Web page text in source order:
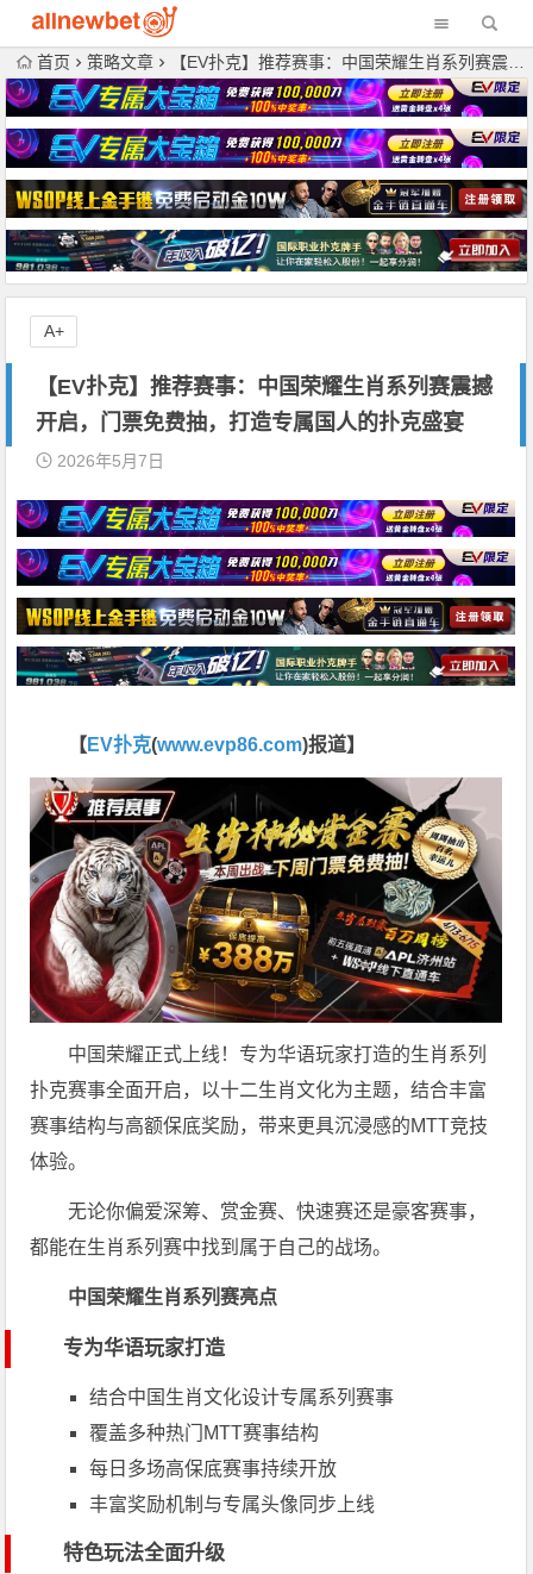
首页 策略文章 【EV扑克】推荐赛事：中国荣耀生肖系列赛震撼开启，门票免费抽，打造专属国人的扑克盛宴
【EV扑克】推荐赛事：中国荣耀生肖系列赛震撼
开启，门票免费抽，打造专属国人的扑克盛宴
2026年5月7日
【 EV扑克(www.evp86.com)报道】
中国荣耀正式上线！专为华语玩家打造的生肖系列
扑克赛事全面开启，以十二生肖文化为主题，结合丰富
赛事结构与高额保底奖励，带来更具沉浸感的MTT竞技
体验。
无论你偏爱深筹、赏金赛、快速赛还是豪客赛事，
都能在生肖系列赛中找到属于自己的战场。
中国荣耀生肖系列赛亮点
专为华语玩家打造
结合中国生肖文化设计专属系列赛事
覆盖多种热门MTT赛事结构
每日多场高保底赛事持续开放
丰富奖励机制与专属头像同步上线
特色玩法全面升级
A+